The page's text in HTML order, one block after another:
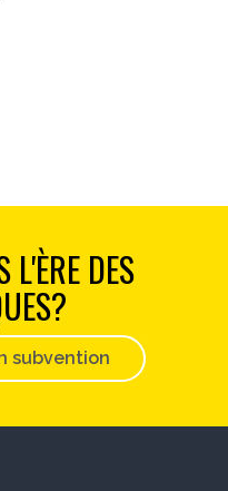
L'ÈRE DES
subvention